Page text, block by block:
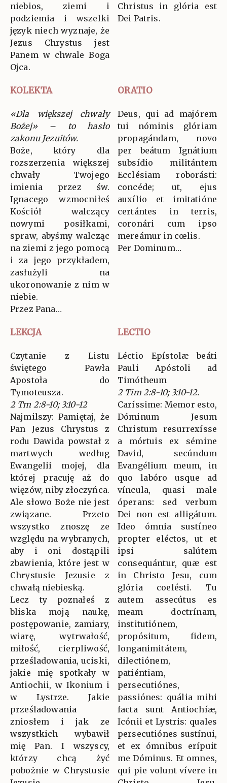
niebios, ziemi i
podziemia i wszelki
język niech wyznaje, że
Jezus Chrystus jest
Panem w chwale Boga
Ojca.
Christus in glória est
Dei Patris.
KOLEKTA ORATIO
«Dla większej chwały
Bożej» – to hasło
zakonu Jezuitów.
Boże, który dla
rozszerzenia większej
chwały Twojego
imienia przez św.
Ignacego wzmocniłeś
Kościół walczący
nowymi posiłkami,
spraw, abyśmy walcząc
na ziemi z jego pomocą
i za jego przykładem,
zasłużyli na
ukoronowanie z nim w
niebie.
Przez Pana…
Deus, qui ad majórem
tui nóminis glóriam
propagándam, novo
per beátum Ignátium
subsídio militántem
Ecclésiam roborásti:
concéde; ut, ejus
auxílio et imitatióne
certántes in terris,
coronári cum ipso
mereámur in cœlis.
Per Dominum…
LEKCJA LECTIO
Czytanie z Listu
świętego Pawła
Apostoła do
Tymoteusza.
2 Tm 2:8-10; 3:10-12
Najmilszy: Pamiętaj, że
Pan Jezus Chrystus z
rodu Dawida powstał z
martwych według
Ewangelii mojej, dla
której pracuję aż do
więzów, niby złoczyńca.
Ale słowo Boże nie jest
związane. Przeto
wszystko znoszę ze
względu na wybranych,
aby i oni dostąpili
zbawienia, które jest w
Chrystusie Jezusie z
chwałą niebieską.
Lecz ty poznałeś z
bliska moją naukę,
postępowanie, zamiary,
wiarę, wytrwałość,
miłość, cierpliwość,
prześladowania, uciski,
jakie mię spotkały w
Antiochii, w Ikonium i
w Lystrze. Jakie
prześladowania
zniosłem i jak ze
wszystkich wybawił
mię Pan. I wszyscy,
którzy chcą żyć
pobożnie w Chrystusie
Léctio Epístolæ beáti
Pauli Apóstoli ad
Timótheum
2 Tim 2:8-10; 3:10-12.
Caríssime: Memor esto,
Dóminum Jesum
Christum resurrexísse
a mórtuis ex sémine
David, secúndum
Evangélium meum, in
quo labóro usque ad
víncula, quasi male
óperans: sed verbum
Dei non est alligátum.
Ideo ómnia sustíneo
propter eléctos, ut et
ipsi salútem
consequántur, quæ est
in Christo Jesu, cum
glória coelésti. Tu
autem assecútus es
meam doctrínam,
institutiónem,
propósitum, fidem,
longanimitátem,
dilectiónem,
patiéntiam,
persecutiónes,
passiónes: quália mihi
facta sunt Antiochíæ,
Icónii et Lystris: quales
persecutiónes sustínui,
et ex ómnibus erípuit
me Dóminus. Et omnes,
qui pie volunt vívere in